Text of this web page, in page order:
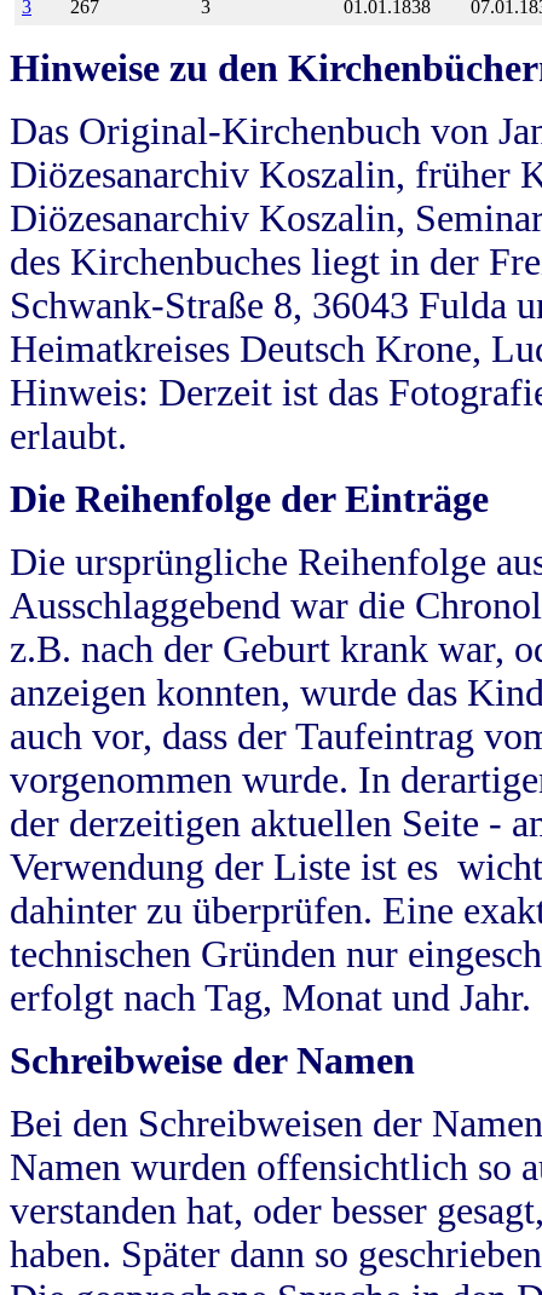
3
267 3 01.01.1838
Hinweise zu den
Das Original-Kirchenbuch von
Diözesanarchiv Koszalin, früher
Diözesanarchiv Koszalin,
des Kirchenbuches liegt in der
Schwank-Straße 8, 36043 Fulda
Heimatkreises Deutsch Krone,
Hinweis: Derzeit ist das
erlaubt.
Die Reihenfolge der Einträge
Die ursprüngliche Reihenfolge
Ausschlaggebend war die
z.B. nach der Geburt krank war,
anzeigen konnten, wurde das
auch vor, dass der Taufeintrag
vorgenommen wurde. In
der derzeitigen aktuellen Seite -
Verwendung der Liste ist es
dahinter zu überprüfen. Eine
technischen Gründen nur
erfolgt nach Tag, Monat und Jahr.
Schreibweise der Namen
Bei den Schreibweisen der
Namen wurden offensichtlich so
verstanden hat, oder besser
haben. Später dann so